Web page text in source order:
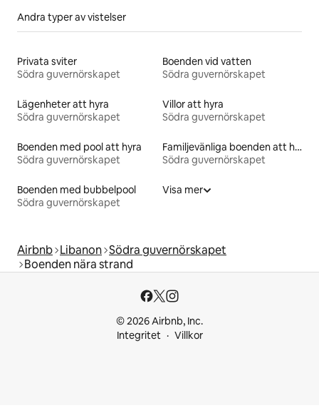
Andra typer av vistelser
Privata sviter
Södra guvernörskapet
Boenden vid vatten
Södra guvernörskapet
Lägenheter att hyra
Södra guvernörskapet
Villor att hyra
Södra guvernörskapet
Boenden med pool att hyra
Södra guvernörskapet
Familjevänliga boenden att hyra
Södra guvernörskapet
Boenden med bubbelpool
Södra guvernörskapet
Visa mer
Airbnb Libanon Södra guvernörskapet
Boenden nära strand
© 2026 Airbnb, Inc.
Integritet
Villkor